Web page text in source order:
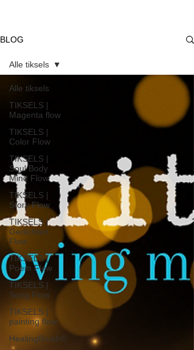
BLOG
Alle tiksels
TIKSELS |
Magenta flow
TIKSELS |
Color Flow
TIKSELS |
Soul Body
Mind Flow
TIKSELS |
Story Flow
TIKSELS |
Gedichten
Flow
TIKSELS |
Poem Flow
TIKSELS |
Song Flow
TIKSELS |
painting flow
HealingBrush©
Alle tiksels